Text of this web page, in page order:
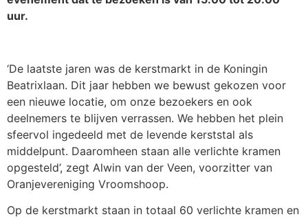
uur.
‘De laatste jaren was de kerstmarkt in de Koningin
Beatrixlaan. Dit jaar hebben we bewust gekozen voor
een nieuwe locatie, om onze bezoekers en ook
deelnemers te blijven verrassen. We hebben het plein
sfeervol ingedeeld met de levende kerststal als
middelpunt. Daaromheen staan alle verlichte kramen
opgesteld’, zegt Alwin van der Veen, voorzitter van
Oranjevereniging Vroomshoop.
Op de kerstmarkt staan in totaal 60 verlichte kramen en